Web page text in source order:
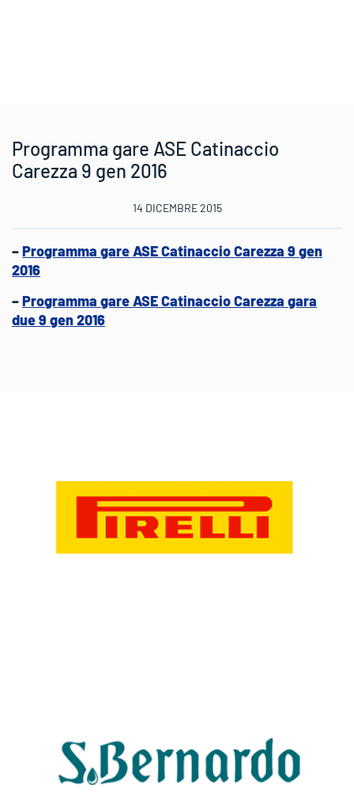
Programma gare ASE Catinaccio
Carezza 9 gen 2016
14 DICEMBRE 2015
–Programma gare ASE Catinaccio Carezza 9 gen
2016
–Programma gare ASE Catinaccio Carezza gara
due 9 gen 2016